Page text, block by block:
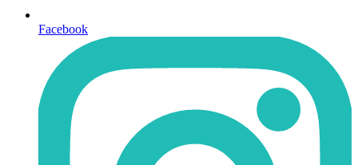
Facebook